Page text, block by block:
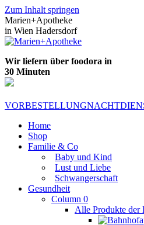
Zum Inhalt springen
Marien+Apotheke
in Wien Hadersdorf
Wir liefern über foodora in
30 Minuten
VORBESTELLUNG
Home
Shop
Familie & Co
Baby und Kind
Lust und Liebe
Schwangerschaft
Gesundheit
Column 0
Alle Produkte der